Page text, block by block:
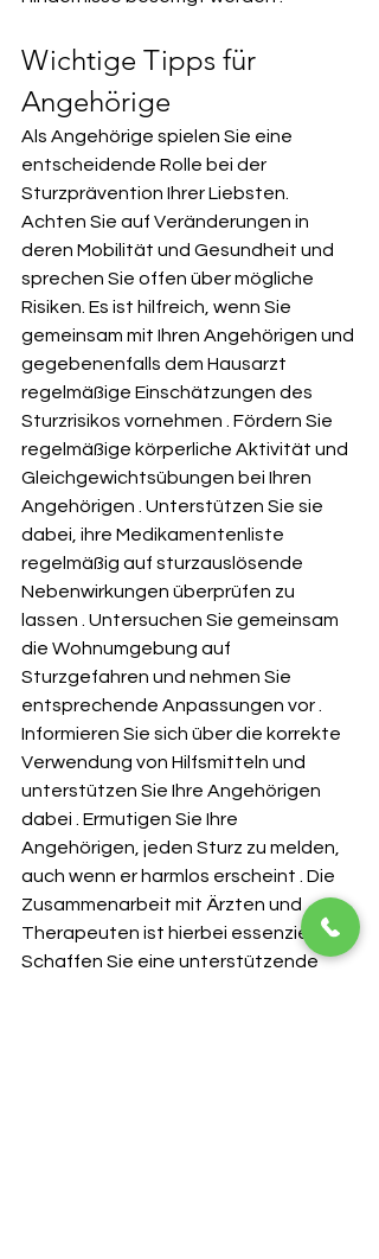
Wichtige Tipps für
Angehörige
Als Angehörige spielen Sie eine
entscheidende Rolle bei der
Sturzprävention Ihrer Liebsten.
Achten Sie auf Veränderungen in
deren Mobilität und Gesundheit und
sprechen Sie offen über mögliche
Risiken. Es ist hilfreich, wenn Sie
gemeinsam mit Ihren Angehörigen und
gegebenenfalls dem Hausarzt
regelmäßige Einschätzungen des
Sturzrisikos vornehmen . Fördern Sie
regelmäßige körperliche Aktivität und
Gleichgewichtsübungen bei Ihren
Angehörigen . Unterstützen Sie sie
dabei, ihre Medikamentenliste
regelmäßig auf sturzauslösende
Nebenwirkungen überprüfen zu
lassen . Untersuchen Sie gemeinsam
die Wohnumgebung auf
Sturzgefahren und nehmen Sie
entsprechende Anpassungen vor .
Informieren Sie sich über die korrekte
Verwendung von Hilfsmitteln und
unterstützen Sie Ihre Angehörigen
dabei . Ermutigen Sie Ihre
Angehörigen, jeden Sturz zu melden,
auch wenn er harmlos erscheint . Die
Zusammenarbeit mit Ärzten und
Therapeuten ist hierbei essenziell .
Schaffen Sie eine unterstützende